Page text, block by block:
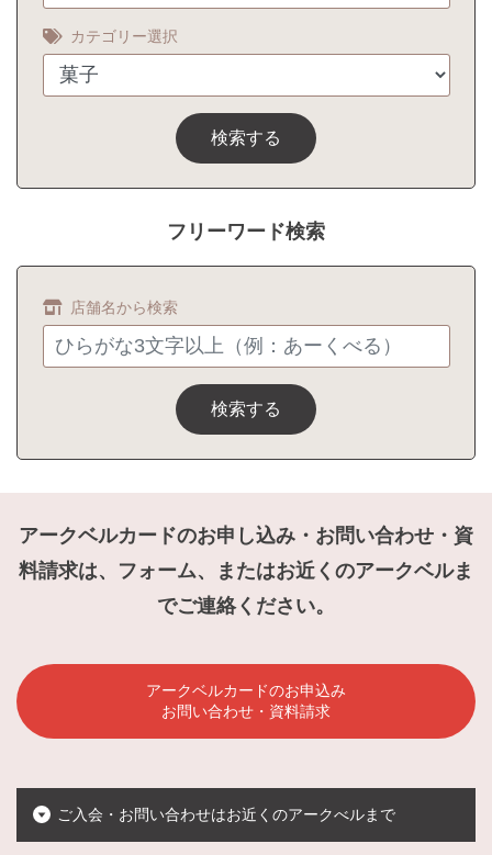
カテゴリー選択
検索する
フリーワード検索
店舗名から検索
検索する
アークベルカードのお申し込み・お問い合わせ・資
料請求は、フォーム、またはお近くのアークベルま
でご連絡ください。
アークベルカードのお申込み
お問い合わせ・資料請求
ご入会・お問い合わせはお近くのアークべルまで